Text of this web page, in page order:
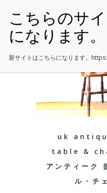
uk
table &
アンティーク
ル・チ
新サイトはこちらになります。